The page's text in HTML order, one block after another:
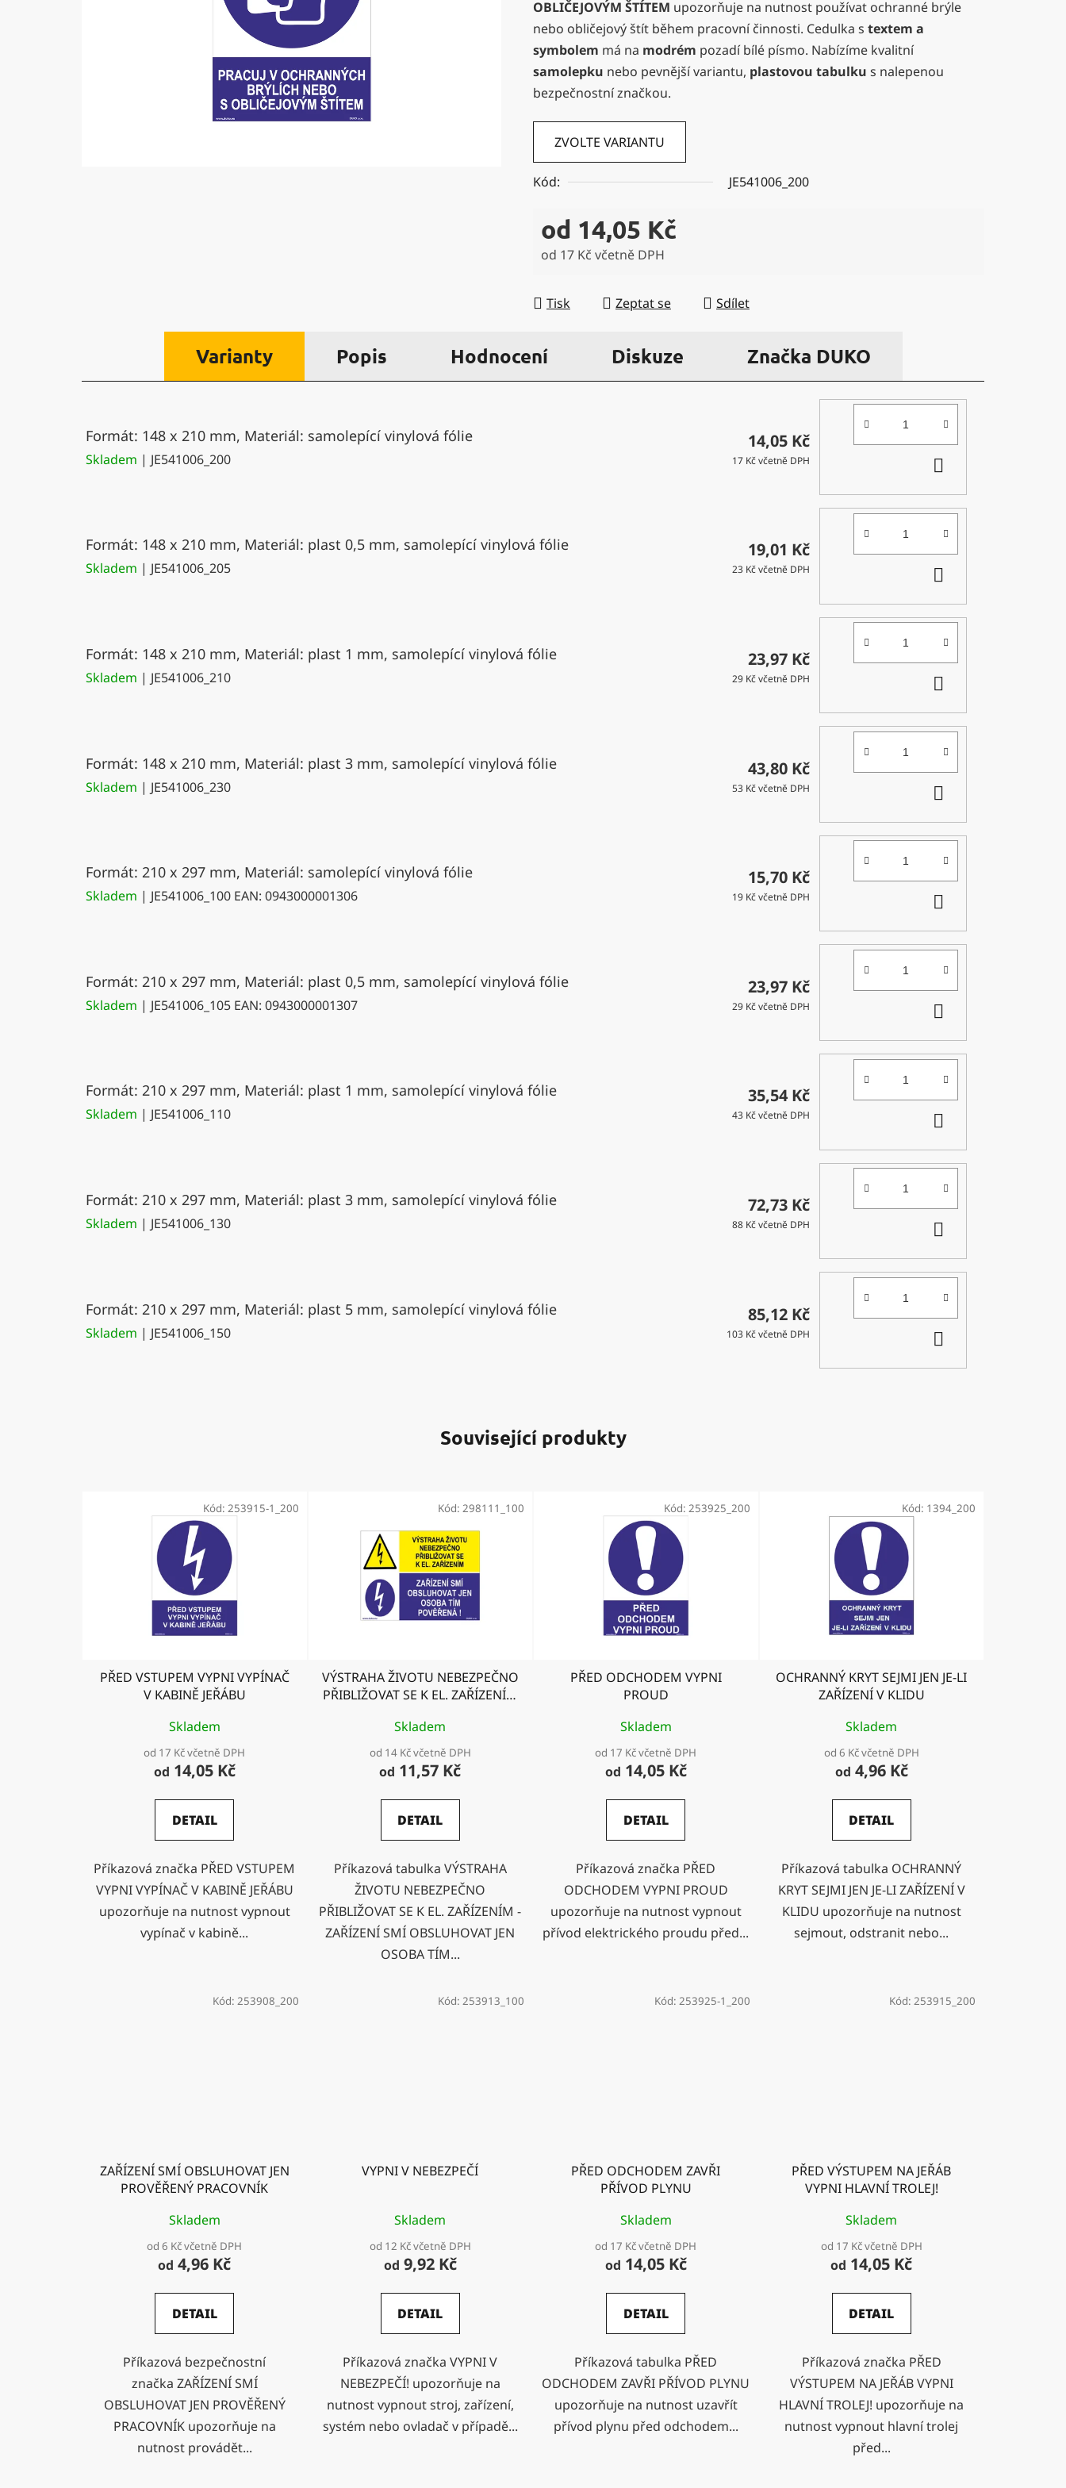
0,0
z
5
hvězdiček.
OBLIČEJOVÝM ŠTÍTEM upozorňuje na nutnost používat ochranné brýle
nebo obličejový štít během pracovní činnosti. Cedulka s textem a
symbolem má na modrém pozadí bílé písmo. Nabízíme kvalitní
samolepku nebo pevnější variantu, plastovou tabulku s nalepenou
bezpečnostní značkou.
ZVOLTE VARIANTU
Kód: JE541006_200
od 14,05 Kč
od 17 Kč včetně DPH
Tisk
Zeptat se Sdílet
Varianty Popis Hodnocení Diskuze Značka DUKO
Formát: 148 x 210 mm, Materiál: samolepící vinylová fólie
Skladem | JE541006_200
14,05 Kč
17 Kč včetně DPH
KOŠÍKU
Formát: 148 x 210 mm, Materiál: plast 0,5 mm, samolepící vinylová fólie
Skladem | JE541006_205
19,01 Kč
23 Kč včetně DPH
KOŠÍKU
Formát: 148 x 210 mm, Materiál: plast 1 mm, samolepící vinylová fólie
Skladem | JE541006_210
23,97 Kč
29 Kč včetně DPH
KOŠÍKU
Formát: 148 x 210 mm, Materiál: plast 3 mm, samolepící vinylová fólie
Skladem | JE541006_230
43,80 Kč
53 Kč včetně DPH
KOŠÍKU
Formát: 210 x 297 mm, Materiál: samolepící vinylová fólie
Skladem | JE541006_100 EAN: 0943000001306
15,70 Kč
19 Kč včetně DPH
KOŠÍKU
Formát: 210 x 297 mm, Materiál: plast 0,5 mm, samolepící vinylová fólie
Skladem | JE541006_105 EAN: 0943000001307
23,97 Kč
29 Kč včetně DPH
KOŠÍKU
Formát: 210 x 297 mm, Materiál: plast 1 mm, samolepící vinylová fólie
Skladem | JE541006_110
35,54 Kč
43 Kč včetně DPH
KOŠÍKU
Formát: 210 x 297 mm, Materiál: plast 3 mm, samolepící vinylová fólie
Skladem | JE541006_130
72,73 Kč
88 Kč včetně DPH
KOŠÍKU
Formát: 210 x 297 mm, Materiál: plast 5 mm, samolepící vinylová fólie
Skladem | JE541006_150
85,12 Kč
103 Kč včetně DPH
KOŠÍKU
Související produkty
PŘED VSTUPEM VYPNI VYPÍNAČ
V KABINĚ JEŘÁBU
Skladem
od 17 Kč včetně DPH
od 14,05 Kč
DETAIL
Příkazová značka PŘED VSTUPEM
VYPNI VYPÍNAČ V KABINĚ JEŘÁBU
upozorňuje na nutnost vypnout
vypínač v kabině...
Kód: 253915-1_200
VÝSTRAHA ŽIVOTU NEBEZPEČNO
PŘIBLIŽOVAT SE K EL. ZAŘÍZENÍM
OSOBA TÍM POVĚŘENÁ
Skladem
od 14 Kč včetně DPH
od 11,57 Kč
DETAIL
Příkazová tabulka VÝSTRAHA
ŽIVOTU NEBEZPEČNO
PŘIBLIŽOVAT SE K EL. ZAŘÍZENÍM -
ZAŘÍZENÍ SMÍ OBSLUHOVAT JEN
OSOBA TÍM...
Kód: 298111_100
PŘED ODCHODEM VYPNI
PROUD
Skladem
od 17 Kč včetně DPH
od 14,05 Kč
DETAIL
Příkazová značka PŘED
ODCHODEM VYPNI PROUD
upozorňuje na nutnost vypnout
přívod elektrického proudu před...
Kód: 253925_200
OCHRANNÝ KRYT SEJMI JEN JE-LI
ZAŘÍZENÍ V KLIDU
Skladem
od 6 Kč včetně DPH
od 4,96 Kč
DETAIL
Příkazová tabulka OCHRANNÝ
KRYT SEJMI JEN JE-LI ZAŘÍZENÍ V
KLIDU upozorňuje na nutnost
sejmout, odstranit nebo...
Kód: 1394_200
ZAŘÍZENÍ SMÍ OBSLUHOVAT JEN
PROVĚŘENÝ PRACOVNÍK
Skladem
od 6 Kč včetně DPH
od 4,96 Kč
DETAIL
Příkazová bezpečnostní
značka ZAŘÍZENÍ SMÍ
OBSLUHOVAT JEN PROVĚŘENÝ
PRACOVNÍK upozorňuje na
nutnost provádět...
Kód: 253908_200
VYPNI V NEBEZPEČÍ
Skladem
od 12 Kč včetně DPH
od 9,92 Kč
DETAIL
Příkazová značka VYPNI V
NEBEZPEČÍ! upozorňuje na
nutnost vypnout stroj, zařízení,
systém nebo ovladač v případě...
Kód: 253913_100
PŘED ODCHODEM ZAVŘI
PŘÍVOD PLYNU
Skladem
od 17 Kč včetně DPH
od 14,05 Kč
DETAIL
Příkazová tabulka PŘED
ODCHODEM ZAVŘI PŘÍVOD PLYNU
upozorňuje na nutnost uzavřít
přívod plynu před odchodem...
Kód: 253925-1_200
PŘED VÝSTUPEM NA JEŘÁB
VYPNI HLAVNÍ TROLEJ!
Skladem
od 17 Kč včetně DPH
od 14,05 Kč
DETAIL
Příkazová značka PŘED
VÝSTUPEM NA JEŘÁB VYPNI
HLAVNÍ TROLEJ! upozorňuje na
nutnost vypnout hlavní trolej
před...
Kód: 253915_200